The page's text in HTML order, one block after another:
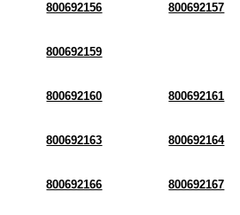
800692156 800692157
800692159
800692160 800692161
800692163 800692164
800692166 800692167